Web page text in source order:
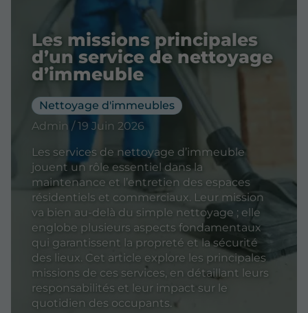
Les missions principales
d’un service de nettoyage
d’immeuble
Nettoyage d'immeubles
Admin / 19 Juin 2026
Les services de nettoyage d’immeuble
jouent un rôle essentiel dans la
maintenance et l’entretien des espaces
résidentiels et commerciaux. Leur mission
va bien au-delà du simple nettoyage ; elle
englobe plusieurs aspects fondamentaux
qui garantissent la propreté et la sécurité
des lieux. Cet article explore les principales
missions de ces services, en détaillant leurs
responsabilités et leur impact sur le
quotidien des occupants.